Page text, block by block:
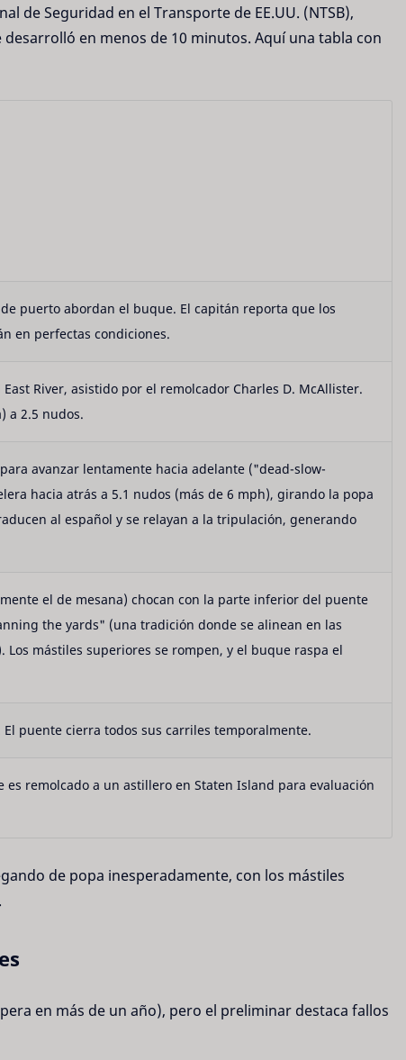
de Seguridad en el Transporte de EE.UU. (NTSB),
en menos de 10 minutos. Aquí una tabla con
puerto abordan el buque. El capitán reporta que los
en perfectas condiciones.
River, asistido por el remolcador Charles D. McAllister.
a 2.5 nudos.
avanzar lentamente hacia adelante ("dead-slow-
hacia atrás a 5.1 nudos (más de 6 mph), girando la popa
al español y se relayan a la tripulación, generando
el de mesana) chocan con la parte inferior del puente
the yards" (una tradición donde se alinean en las
Los mástiles superiores se rompen, y el buque raspa el
puente cierra todos sus carriles temporalmente.
remolcado a un astillero en Staten Island para evaluación
de popa inesperadamente, con los mástiles
en más de un año), pero el preliminar destaca fallos